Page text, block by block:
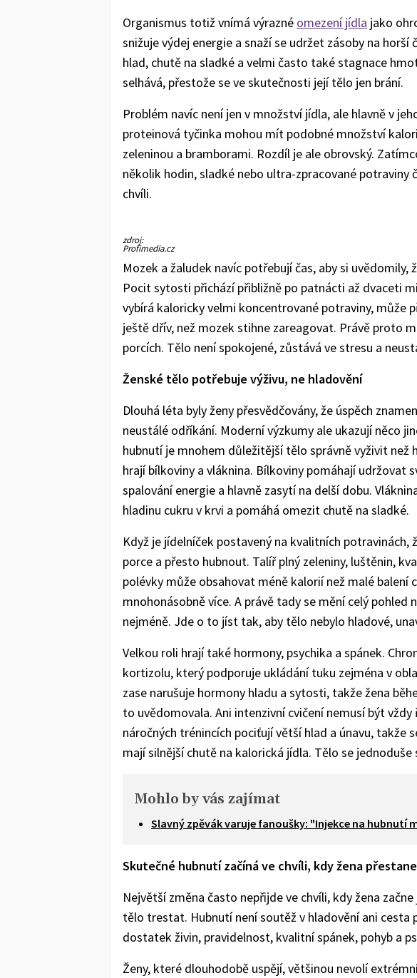
Organismus totiž vnímá výrazné omezení jídla jako
snižuje výdej energie a snaží se udržet zásoby na horší
hlad, chutě na sladké a velmi často také stagnace
selhává, přestože se ve skutečnosti její tělo jen brání.
Problém navíc není jen v množství jídla, ale hlavně v
proteinová tyčinka mohou mít podobné množství
zeleninou a bramborami. Rozdíl je ale obrovský.
několik hodin, sladké nebo ultra-zpracované potraviny
chvíli.
zdroj:
Profimedia.cz
Mozek a žaludek navíc potřebují čas, aby si
Pocit sytosti přichází přibližně po patnácti až dvaceti
vybírá kaloricky velmi koncentrované potraviny, může
ještě dřív, než mozek stihne zareagovat. Právě proto
porcích. Tělo není spokojené, zůstává ve stresu a
Ženské tělo potřebuje výživu, ne hladovění
Dlouhá léta byly ženy přesvědčovány, že úspěch
neustálé odříkání. Moderní výzkumy ale ukazují něco
hubnutí je mnohem důležitější tělo správně vyživit
hrají bílkoviny a vláknina. Bílkoviny pomáhají udržovat
spalování energie a hlavně zasytí na delší dobu.
hladinu cukru v krvi a pomáhá omezit chutě na sladké.
Když je jídelníček postavený na kvalitních potravinách,
porce a přesto hubnout. Talíř plný zeleniny, luštěnin,
polévky může obsahovat méně kalorií než malé balení
mnohonásobně více. A právě tady se mění celý pohled
nejméně. Jde o to jíst tak, aby tělo nebylo hladové,
Velkou roli hrají také hormony, psychika a spánek.
kortizolu, který podporuje ukládání tuku zejména v
zase narušuje hormony hladu a sytosti, takže žena
to uvědomovala. Ani intenzivní cvičení nemusí být
náročných trénincích pociťují větší hlad a únavu, takže
mají silnější chutě na kalorická jídla. Tělo se
Mohlo by vás zajímat
Slavný zpěvák varuje fanoušky: "Injekce na hubnutí
Skutečné hubnutí začíná ve chvíli, kdy žena
Největší změna často nepřijde ve chvíli, kdy žena
tělo trestat. Hubnutí není soutěž v hladovění ani cesta
dostatek živin, pravidelnost, kvalitní spánek, pohyb a
Ženy, které dlouhodobě uspějí, většinou nevolí